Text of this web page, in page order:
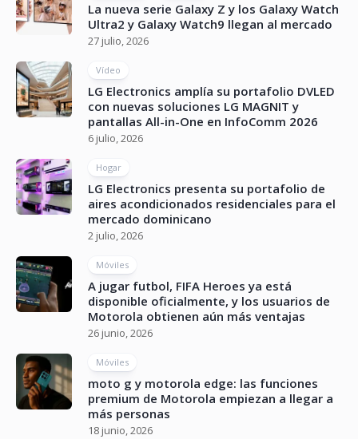
La nueva serie Galaxy Z y los Galaxy Watch
Ultra2 y Galaxy Watch9 llegan al mercado
27 julio, 2026
Vídeo
LG Electronics amplía su portafolio DVLED
con nuevas soluciones LG MAGNIT y
pantallas All-in-One en InfoComm 2026
6 julio, 2026
Hogar
LG Electronics presenta su portafolio de
aires acondicionados residenciales para el
mercado dominicano
2 julio, 2026
Móviles
A jugar futbol, FIFA Heroes ya está
disponible oficialmente, y los usuarios de
Motorola obtienen aún más ventajas
26 junio, 2026
Móviles
moto g y motorola edge: las funciones
premium de Motorola empiezan a llegar a
más personas
18 junio, 2026